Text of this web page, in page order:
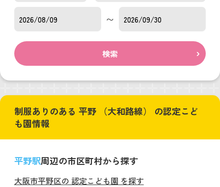
〜
検索
制服ありのある 平野 （大和路線） の認定こど
も園情報
平野駅周辺の市区町村から探す
大阪市平野区の 認定こども園 を探す